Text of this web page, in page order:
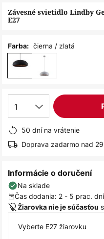
Závesné svietidlo Lindby
E27
Farba: čierna / zlatá
1
50 dní na vrátenie
Doprava zadarmo nad
Informácie o doručení
Na sklade
Čas dodania: 2 - 5 prac. dní
Žiarovka nie je súčasťou
Vyberte E27 žiarovku